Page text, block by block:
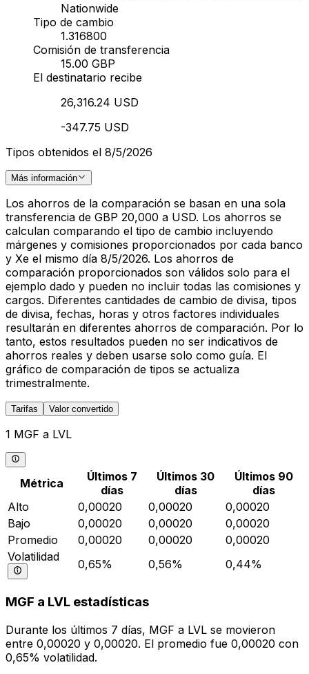
Nationwide
Tipo de cambio
1.316800
Comisión de transferencia
15.00 GBP
El destinatario recibe
26,316.24 USD
-347.75 USD
Tipos obtenidos el 8/5/2026
Más información
Los ahorros de la comparación se basan en una sola
transferencia de GBP 20,000 a USD. Los ahorros se
calculan comparando el tipo de cambio incluyendo
márgenes y comisiones proporcionados por cada banco
y Xe el mismo día 8/5/2026. Los ahorros de
comparación proporcionados son válidos solo para el
ejemplo dado y pueden no incluir todas las comisiones y
cargos. Diferentes cantidades de cambio de divisa, tipos
de divisa, fechas, horas y otros factores individuales
resultarán en diferentes ahorros de comparación. Por lo
tanto, estos resultados pueden no ser indicativos de
ahorros reales y deben usarse solo como guía. El
gráfico de comparación de tipos se actualiza
trimestralmente.
Tarifas Valor convertido
1 MGF a LVL
Métrica
Últimos 7
días
Últimos 30
días
Últimos 90
días
Alto
0,00020 0,00020
0,00020
Bajo
0,00020 0,00020
0,00020
Promedio
0,00020 0,00020
0,00020
Volatilidad
0,65% 0,56% 0,44%
MGF a LVL estadísticas
Durante los últimos 7 días, MGF a LVL se movieron
entre 0,00020 y 0,00020. El promedio fue 0,00020 con
0,65% volatilidad.